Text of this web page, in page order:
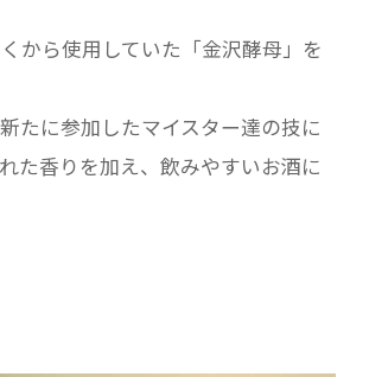
から使用していた「金沢酵母」を
たに参加したマイスター達の技に
た香りを加え、飲みやすいお酒に